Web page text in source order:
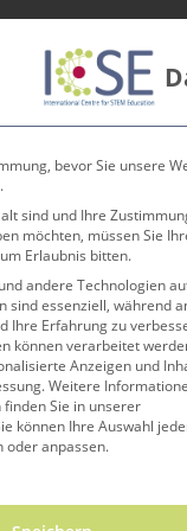
bevor Sie unsere
sind und Ihre
möchten, müssen Sie
Erlaubnis bitten.
andere Technologien
sind essenziell, während
Ihre Erfahrung zu
können verarbeitet
Anzeigen und
Weitere
Sie in unserer
können Ihre Auswahl
oder anpassen.